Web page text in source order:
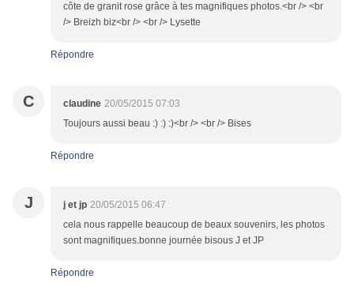
côte de granit rose grâce à tes magnifiques photos.<br /> <br
/> Breizh biz<br /> <br /> Lysette
Répondre
C claudine 20/05/2015 07:03
Toujours aussi beau :) :) :)<br /> <br /> Bises
Répondre
J j et jp 20/05/2015 06:47
cela nous rappelle beaucoup de beaux souvenirs, les photos
sont magnifiques.bonne journée bisous J et JP
Répondre